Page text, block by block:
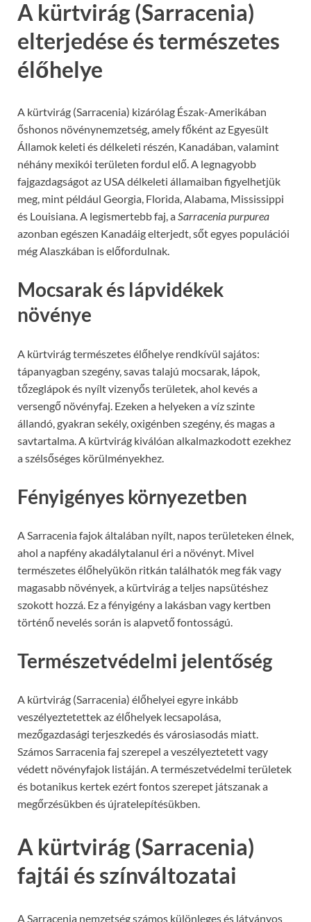
A kürtvirág (Sarracenia)
elterjedése és természetes
élőhelye
A kürtvirág (Sarracenia) kizárólag Észak-Amerikában
őshonos növénynemzetség, amely főként az Egyesült
Államok keleti és délkeleti részén, Kanadában, valamint
néhány mexikói területen fordul elő. A legnagyobb
fajgazdagságot az USA délkeleti államaiban figyelhetjük
meg, mint például Georgia, Florida, Alabama, Mississippi
és Louisiana. A legismertebb faj, aSarracenia purpurea
azonban egészen Kanadáig elterjedt, sőt egyes populációi
még Alaszkában is előfordulnak.
Mocsarak és lápvidékek
növénye
A kürtvirág természetes élőhelye rendkívül sajátos:
tápanyagban szegény, savas talajú mocsarak, lápok,
tőzeglápok és nyílt vizenyős területek, ahol kevés a
versengő növényfaj. Ezeken a helyeken a víz szinte
állandó, gyakran sekély, oxigénben szegény, és magas a
savtartalma. A kürtvirág kiválóan alkalmazkodott ezekhez
a szélsőséges körülményekhez.
Fényigényes környezetben
A Sarracenia fajok általában nyílt, napos területeken élnek,
ahol a napfény akadálytalanul éri a növényt. Mivel
természetes élőhelyükön ritkán találhatók meg fák vagy
magasabb növények, a kürtvirág a teljes napsütéshez
szokott hozzá. Ez a fényigény a lakásban vagy kertben
történő nevelés során is alapvető fontosságú.
Természetvédelmi jelentőség
A kürtvirág (Sarracenia) élőhelyei egyre inkább
veszélyeztetettek az élőhelyek lecsapolása,
mezőgazdasági terjeszkedés és városiasodás miatt.
Számos Sarracenia faj szerepel a veszélyeztetett vagy
védett növényfajok listáján. A természetvédelmi területek
és botanikus kertek ezért fontos szerepet játszanak a
megőrzésükben és újratelepítésükben.
A kürtvirág (Sarracenia)
fajtái és színváltozatai
A Sarracenia nemzetség számos különleges és látványos